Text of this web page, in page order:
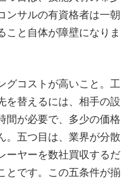
ンサルの有資格者は一朝
こと自体が障壁になりま
グコストが高いこと。工
を替えるには、相手の設
間が必要で、多少の価格
。五つ目は、業界が分散
ーヤーを数社買収するだ
とです。この五条件が揃